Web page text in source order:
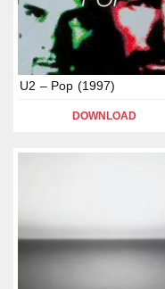
U2 – Pop (1997)
DOWNLOAD